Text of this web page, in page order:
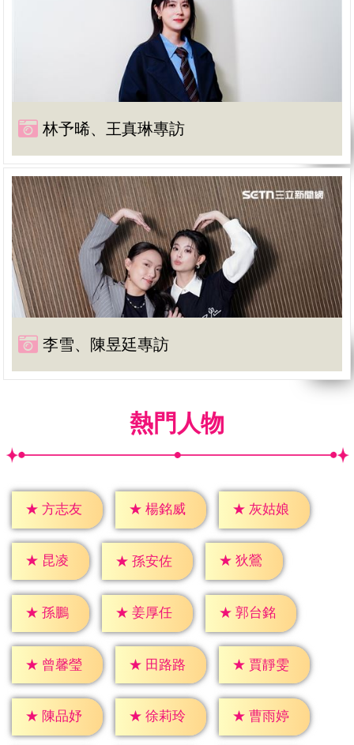
林予晞、王真琳專訪
李雪、陳昱廷專訪
熱門人物
★ 方志友 ★ 楊銘威 ★ 灰姑娘
★ 昆凌 ★ 孫安佐 ★ 狄鶯
★ 孫鵬 ★ 姜厚任 ★ 郭台銘
★ 曾馨瑩 ★ 田路路 ★ 賈靜雯
★ 陳品妤 ★ 徐莉玲 ★ 曹雨婷